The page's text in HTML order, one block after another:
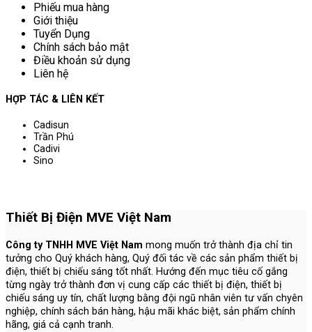
Phiếu mua hàng
Giới thiệu
Tuyển Dụng
Chính sách bảo mật
Điều khoản sử dụng
Liên hệ
HỢP TÁC & LIÊN KẾT
Cadisun
Trần Phú
Cadivi
Sino
Thiết Bị Điện MVE Việt Nam
Công ty TNHH MVE Việt Nam mong muốn trở thành địa chỉ tin
tưởng cho Quý khách hàng, Quý đối tác về các sản phẩm thiết bị
điện, thiết bị chiếu sáng tốt nhất. Hướng đến mục tiêu cố gắng
từng ngày trở thành đơn vị cung cấp các thiết bị điện, thiết bị
chiếu sáng uy tín, chất lượng bằng đội ngũ nhân viên tư vấn chyên
nghiệp, chính sách bán hàng, hậu mãi khác biệt, sản phẩm chính
hãng, giá cả cạnh tranh.